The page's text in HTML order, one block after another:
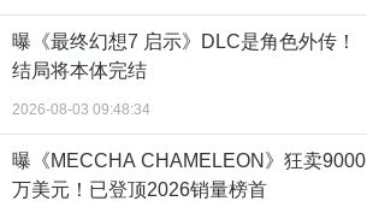
曝《最终幻想7 启示》DLC是角色外传！
结局将本体完结
2026-08-03 09:48:34
曝《MECCHA CHAMELEON》狂卖9000
万美元！已登顶2026销量榜首